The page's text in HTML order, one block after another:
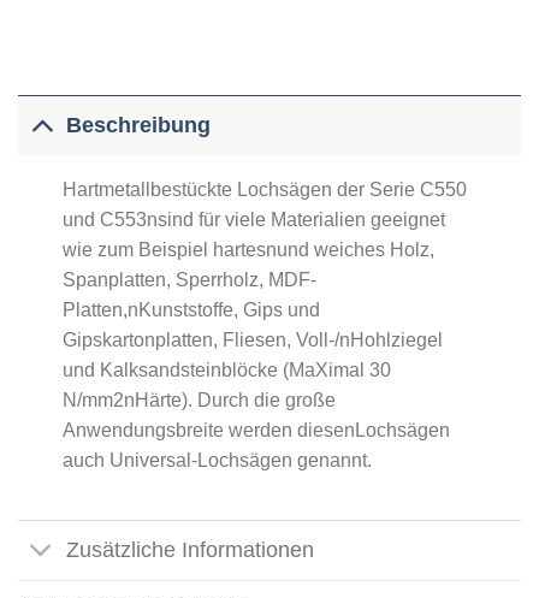
Beschreibung
Hartmetallbestückte Lochsägen der Serie C550
und C553nsind für viele Materialien geeignet
wie zum Beispiel hartesnund weiches Holz,
Spanplatten, Sperrholz, MDF-
Platten,nKunststoffe, Gips und
Gipskartonplatten, Fliesen, Voll-/nHohlziegel
und Kalksandsteinblöcke (MaXimal 30
N/mm2nHärte). Durch die große
Anwendungsbreite werden diesenLochsägen
auch Universal-Lochsägen genannt.
Zusätzliche Informationen